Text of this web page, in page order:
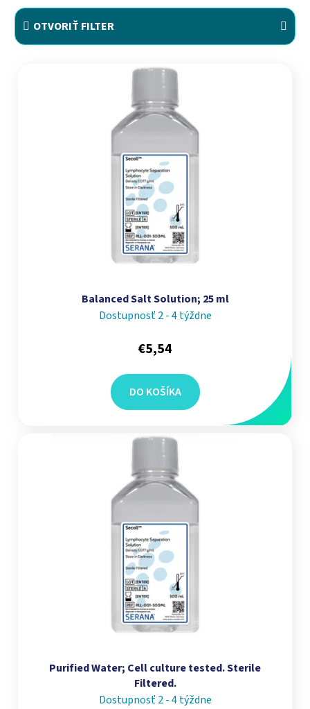
OTVORIŤ FILTER
Výpis produktov
Balanced Salt Solution; 25 ml
Dostupnosť 2 - 4 týždne
€5,54
DO KOŠÍKA
Purified Water; Cell culture tested. Sterile
Filtered.
Dostupnosť 2 - 4 týždne